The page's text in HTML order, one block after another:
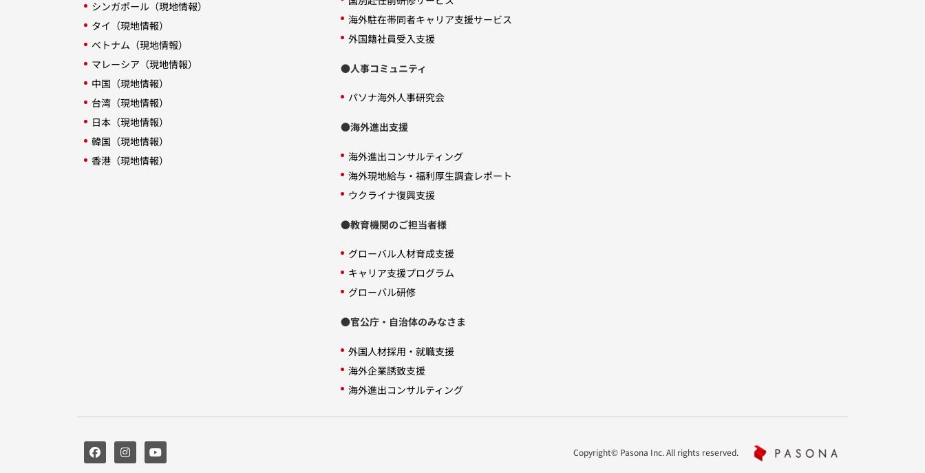
シンガポール（現地情報）
タイ（現地情報）
ベトナム（現地情報）
マレーシア（現地情報）
中国（現地情報）
台湾（現地情報）
日本（現地情報）
韓国（現地情報）
香港（現地情報）
海外駐在帯同者キャリア支援サービス
外国籍社員受入支援
●人事コミュニティ
パソナ海外人事研究会
●海外進出支援
海外進出コンサルティング
海外現地給与・福利厚生調査レポート
ウクライナ復興支援
●教育機関のご担当者様
グローバル人材育成支援
キャリア支援プログラム
グローバル研修
●官公庁・自治体のみなさま
外国人材採用・就職支援
海外企業誘致支援
海外進出コンサルティング
Copyright© Pasona Inc. All rights reserved.